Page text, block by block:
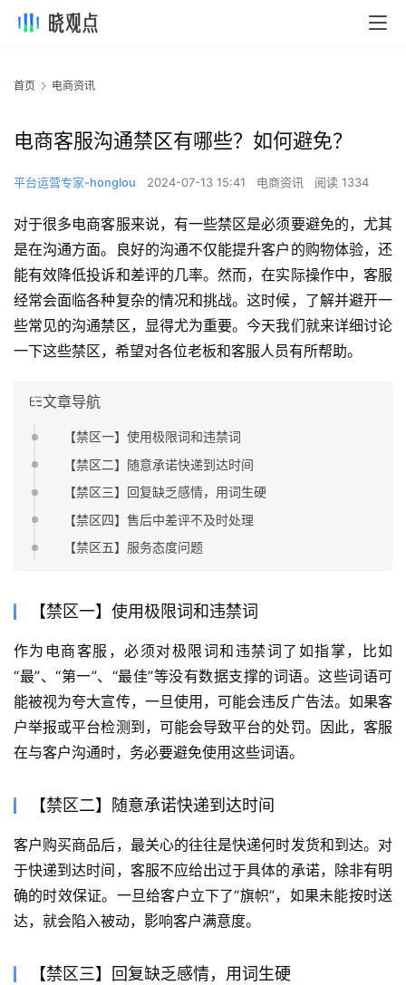
首页 电商资讯
电商客服沟通禁区有哪些？如何避免？
平台运营专家-honglou 2024-07-13 15:41 电商资讯 阅读 1334
对于很多电商客服来说，有一些禁区是必须要避免的，尤其
是在沟通方面。良好的沟通不仅能提升客户的购物体验，还
能有效降低投诉和差评的几率。然而，在实际操作中，客服
经常会面临各种复杂的情况和挑战。这时候，了解并避开一
些常见的沟通禁区，显得尤为重要。今天我们就来详细讨论
一下这些禁区，希望对各位老板和客服人员有所帮助。
文章导航
【禁区一】使用极限词和违禁词
【禁区二】随意承诺快递到达时间
【禁区三】回复缺乏感情，用词生硬
【禁区四】售后中差评不及时处理
【禁区五】服务态度问题
【禁区一】使用极限词和违禁词
作为电商客服，必须对极限词和违禁词了如指掌，比如
“最”、“第一”、“最佳”等没有数据支撑的词语。这些词语可
能被视为夸大宣传，一旦使用，可能会违反广告法。如果客
户举报或平台检测到，可能会导致平台的处罚。因此，客服
在与客户沟通时，务必要避免使用这些词语。
【禁区二】随意承诺快递到达时间
客户购买商品后，最关心的往往是快递何时发货和到达。对
于快递到达时间，客服不应给出过于具体的承诺，除非有明
确的时效保证。一旦给客户立下了“旗帜”，如果未能按时送
达，就会陷入被动，影响客户满意度。
【禁区三】回复缺乏感情，用词生硬